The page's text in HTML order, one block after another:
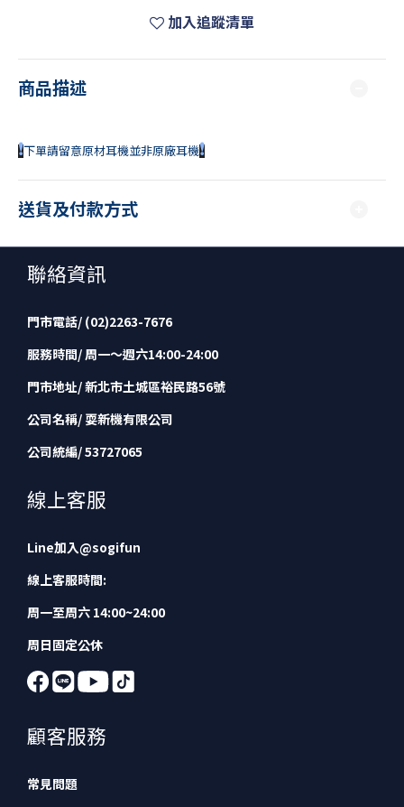
加入追蹤清單
商品描述
❗下單請留意原材耳機並非原廠耳機❗
送貨及付款方式
聯絡資訊
門市電話/ (02)2263-7676
服務時間/ 周一～週六14:00-24:00
門市地址/ 新北市土城區裕民路56號
公司名稱/ 耍新機有限公司
公司統編/ 53727065
線上客服
Line加入@sogifun
線上客服時間:
周一至周六 14:00~24:00
周日固定公休
顧客服務
常見問題